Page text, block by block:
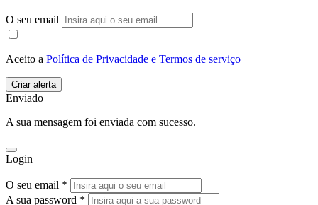
O seu email
Aceito a Política de Privacidade e Termos de serviço
Enviado
A sua mensagem foi enviada com sucesso.
Login
O seu email *
A sua password *